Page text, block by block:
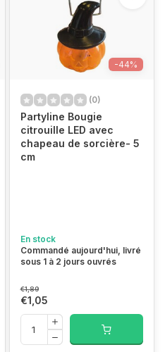
-44%
(0)
Partyline Bougie
citrouille LED avec
chapeau de sorcière- 5
cm
En stock
Commandé aujourd'hui, livré
sous 1 à 2 jours ouvrés
€1,89
€1,05